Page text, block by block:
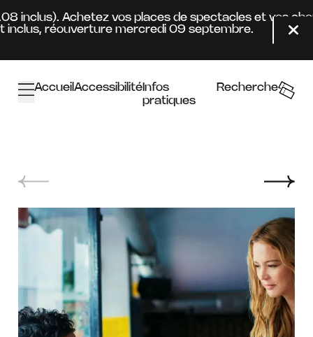
inclus). Achetez vos places de spectacles et vos
réouverture mercredi 09 septembre.
AccueilAccessibilitéInfos
pratiques
Recherche